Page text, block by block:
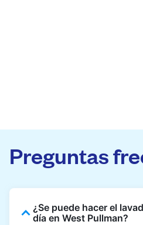
Preguntas
¿Se puede hacer el
día en West Pullman?